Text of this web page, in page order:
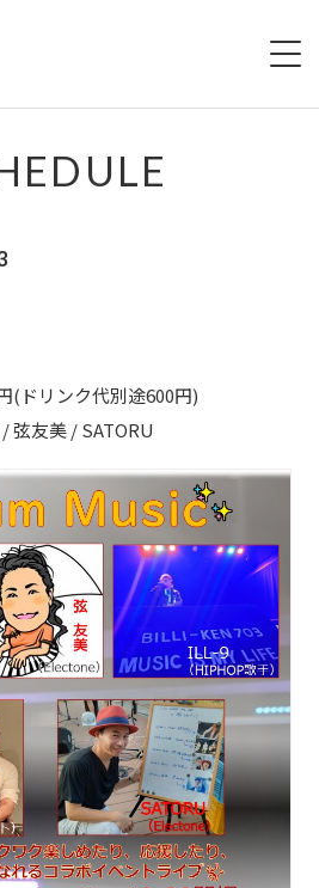
SCHEDULE
HALL INFO
CONTACT
(ドリンク代別途600円)
弦友美 / SATORU